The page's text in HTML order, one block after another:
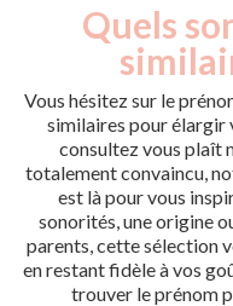
Quels
Vous hésitez sur le
similaires pour élargir
consultez vous plaît
totalement convaincu,
est là pour vous
sonorités, une origine
parents, cette sélection
en restant fidèle à vos
trouver le prénom